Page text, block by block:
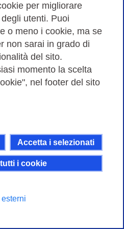
per migliorare
utenti. Puoi
o meno i cookie, ma se
non sarai in grado di
del sito.
momento la scelta
nel footer del sito
Accetta i selezionati
i cookie
anni dall’…